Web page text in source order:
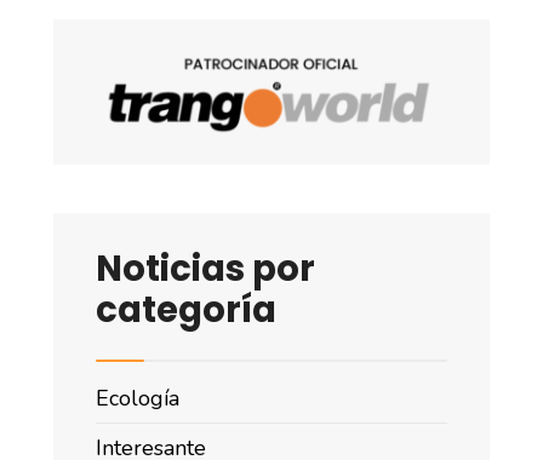
Noticias por
categoría
Ecología
Interesante